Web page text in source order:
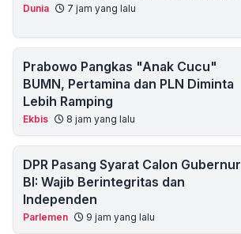
Dunia 7 jam yang lalu
Prabowo Pangkas "Anak Cucu"
BUMN, Pertamina dan PLN Diminta
Lebih Ramping
Ekbis 8 jam yang lalu
DPR Pasang Syarat Calon Gubernur
BI: Wajib Berintegritas dan
Independen
Parlemen 9 jam yang lalu